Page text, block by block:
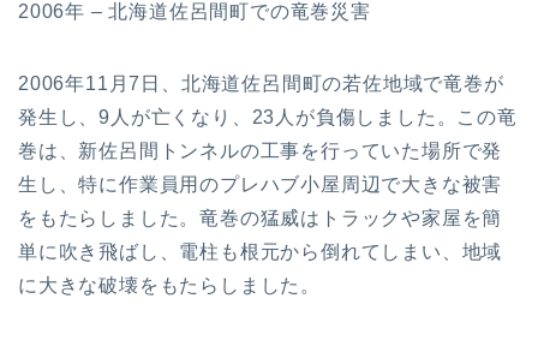
2006年 – 北海道佐呂間町での竜巻災害
2006年11月7日、北海道佐呂間町の若佐地域で竜巻が
発生し、9人が亡くなり、23人が負傷しました。この竜
巻は、新佐呂間トンネルの工事を行っていた場所で発
生し、特に作業員用のプレハブ小屋周辺で大きな被害
をもたらしました。竜巻の猛威はトラックや家屋を簡
単に吹き飛ばし、電柱も根元から倒れてしまい、地域
に大きな破壊をもたらしました。